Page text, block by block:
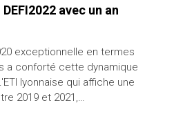
avec un an
exceptionnelle en termes
a conforté cette dynamique
lyonnaise qui affiche une
2019 et 2021,…